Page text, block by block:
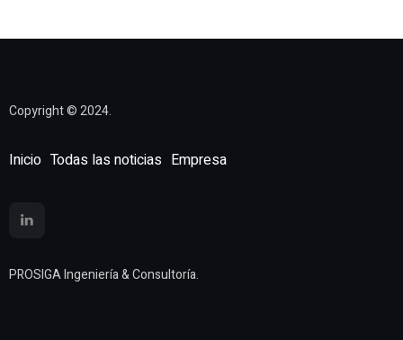
Copyright © 2024.
Inicio Todas las noticias Empresa
PROSIGA Ingeniería & Consultoría.